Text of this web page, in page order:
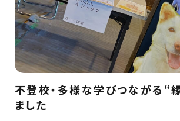
不登校・多様な学びつながる“
ました